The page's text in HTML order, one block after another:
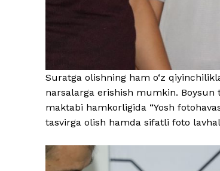
Suratga olishning ham o‘z
narsalarga erishish mumkin.
maktabi hamkorligida “Yosh
tasvirga olish hamda sifatli foto